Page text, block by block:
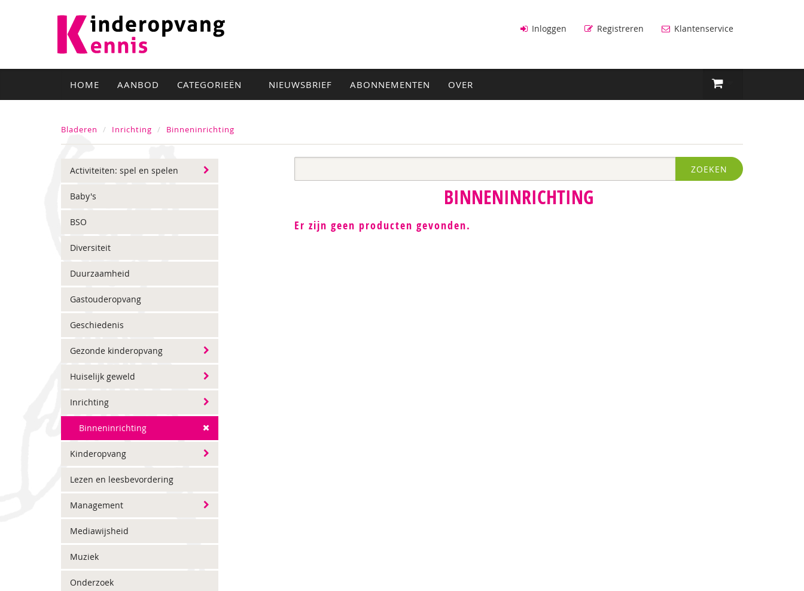
Inloggen Registreren Klantenservice
HOME AANBOD CATEGORIEËN NIEUWSBRIEF ABONNEMENTEN OVER
Bladeren Inrichting Binneninrichting
Activiteiten: spel en spelen
Baby's
BSO
Diversiteit
Duurzaamheid
Gastouderopvang
Geschiedenis
Gezonde kinderopvang
Huiselijk geweld
Inrichting
Binneninrichting
Kinderopvang
Lezen en leesbevordering
Management
Mediawijsheid
Muziek
Onderzoek
ZOEKEN
BINNENINRICHTING
Er zijn geen producten gevonden.